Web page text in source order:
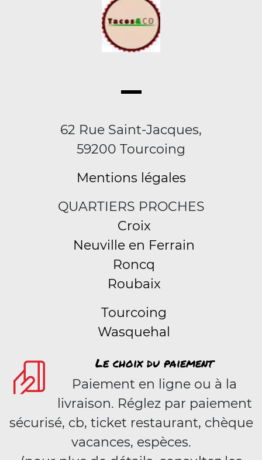
62 Rue Saint-Jacques,
59200 Tourcoing
Mentions légales
QUARTIERS PROCHES
Croix
Neuville en Ferrain
Roncq
Roubaix
Tourcoing
Wasquehal
Le choix du paiement
Paiement en ligne ou à la
livraison. Réglez par paiement
sécurisé, cb, ticket restaurant, chèque
vacances, espèces.